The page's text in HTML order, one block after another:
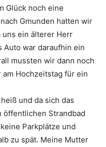
Glück noch eine
Gmunden hatten wir
uns ein älterer Herr
Auto war daraufhin ein
mussten wir dann noch
Hochzeitstag für ein
und da sich das
öffentlichen Strandbad
Parkplätze und
zu spät. Meine Mutter